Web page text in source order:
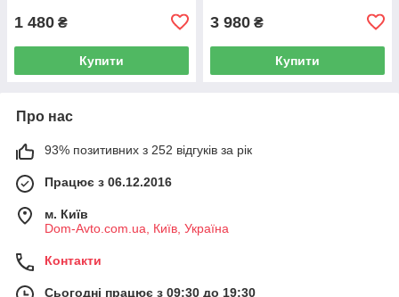
1 480 ₴
Купити
3 980 ₴
Купити
Про нас
93% позитивних з 252 відгуків за рік
Працює з 06.12.2016
м. Київ
Dom-Avto.com.ua, Київ, Україна
Контакти
Сьогодні працює з 09:30 до 19:30